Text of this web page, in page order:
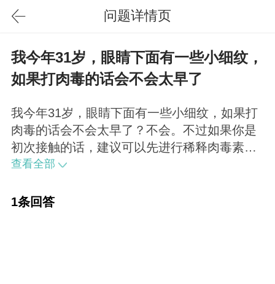
问题详情页
我今年31岁，眼睛下面有一些小细纹，
如果打肉毒的话会不会太早了
我今年31岁，眼睛下面有一些小细纹，如果打
肉毒的话会不会太早了？不会。不过如果你是
初次接触的话，建议可以先进行稀释肉毒素液
的面部导入，这样对眼周及面部的细纹都会有
查看全部
1条回答